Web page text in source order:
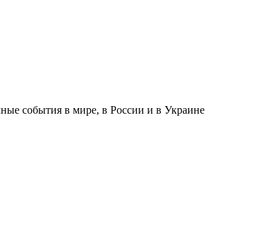
события в мире, в России и в Украине